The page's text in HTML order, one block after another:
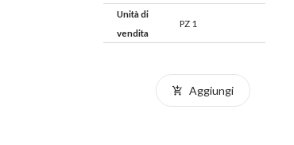
Unità di
vendita
PZ 1
Aggiungi